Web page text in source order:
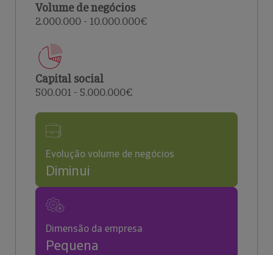
Volume de negócios
2.000.000 - 10.000.000€
Capital social
500.001 - 5.000.000€
Evolução volume de negócios
Diminui
Dimensão da empresa
Pequena